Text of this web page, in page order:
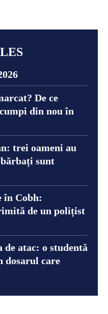
De ce
din nou în
trei oameni au
sunt
în Cobh:
de un polițist
de atac: o studentă
dosarul care